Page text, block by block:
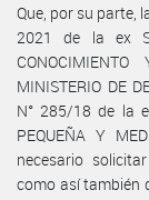
Que, por su parte,
2021 de la ex
MINISTERIO DE
N° 285/18 de la
PEQUEÑA Y
necesario
como así también